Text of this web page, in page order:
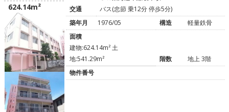
624.14m² 交通
バス(忠節 乗12分 停歩5分)
築年月
1976/05 構造
軽量鉄骨
面積
建物:624.14m² 土
地:541.29m²
階数
地上 3階
物件番号